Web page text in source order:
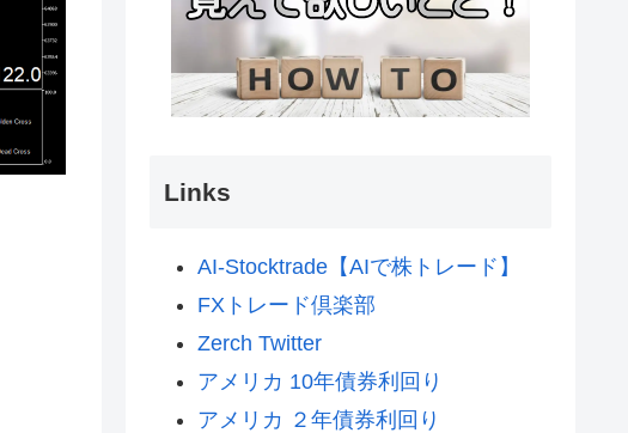
Links
AI-Stocktrade【AIで株トレード】
FXトレード倶楽部
Zerch Twitter
アメリカ 10年債券利回り
アメリカ ２年債券利回り